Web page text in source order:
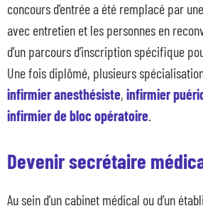
concours d’entrée a été remplacé par
avec entretien et les personnes en
d’un parcours d’inscription spécifique
Une fois diplômé, plusieurs
infirmier anesthésiste, infirmier
infirmier de bloc opératoire
Devenir secrétaire
Au sein d’un cabinet médical ou d’un